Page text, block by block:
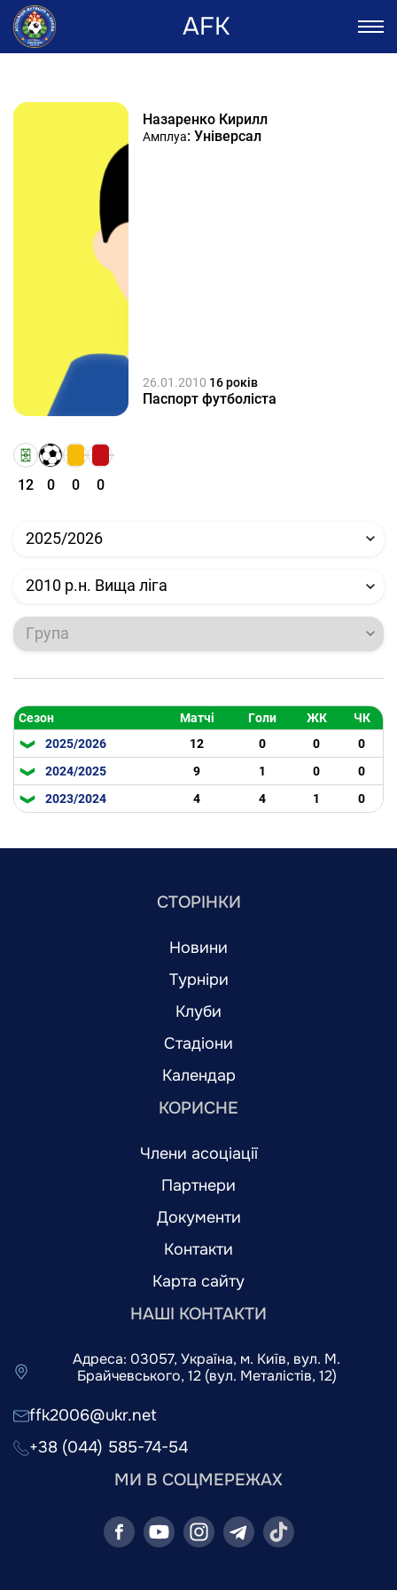
AFK
Назаренко Кирилл
Амплуа: Універсал
26.01.2010 16 років
Паспорт футболіста
12 0 0 0
2025/2026
2010 р.н. Вища ліга
Група
Сезон Матчі Голи ЖК
ЧК
2025/2026
12 0 0
0
2024/2025
9 1 0
0
2023/2024
4 4 1 0
СТОРІНКИ
Новини
Турніри
Клуби
Стадіони
Календар
КОРИСНЕ
Члени асоціації
Партнери
Документи
Контакти
Карта сайту
НАШІ КОНТАКТИ
Адреса: 03057, Україна, м. Київ, вул. М.
Брайчевського, 12 (вул. Металістів, 12)
ffk2006@ukr.net
+38 (044) 585-74-54
МИ В СОЦМЕРЕЖАХ